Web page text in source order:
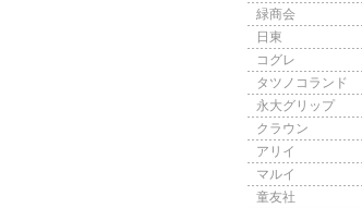
緑商会
日東
コグレ
タツノコランド
永大グリップ
クラウン
アリイ
マルイ
童友社